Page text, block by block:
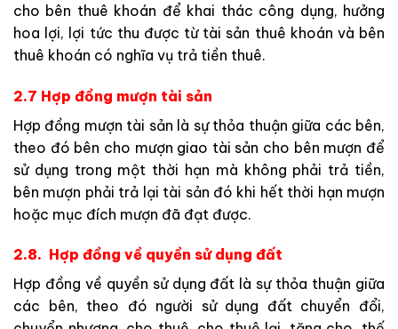
cho bên thuê khoán để khai thác công dụng, hưởng
hoa lợi, lợi tức thu được từ tài sản thuê khoán và bên
thuê khoán có nghĩa vụ trả tiền thuê.
2.7 Hợp đồng mượn tài sản
Hợp đồng mượn tài sản là sự thỏa thuận giữa các bên,
theo đó bên cho mượn giao tài sản cho bên mượn để
sử dụng trong một thời hạn mà không phải trả tiền,
bên mượn phải trả lại tài sản đó khi hết thời hạn mượn
hoặc mục đích mượn đã đạt được.
2.8. Hợp đồng về quyền sử dụng đất
Hợp đồng về quyền sử dụng đất là sự thỏa thuận giữa
các bên, theo đó người sử dụng đất chuyển đổi,